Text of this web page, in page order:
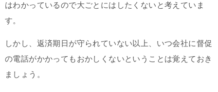
はわかっているので大ごとにはしたくないと考えていま
す。
しかし、返済期日が守られていない以上、いつ会社に督促
の電話がかかってもおかしくないということは覚えておき
ましょう。